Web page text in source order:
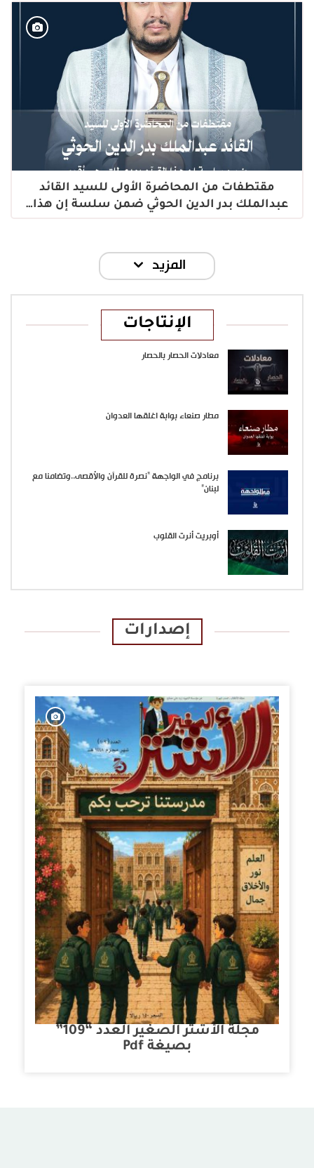
مقتطفات من المحاضرة الأولى للسيد القائد
عبدالملك بدر الدين الحوثي ضمن سلسة إن هذا…
المزيد
الإنتاجات
معادلات الحصار بالحصار
مطار صنعاء بوابة اغلقها العدوان
برنامج في الواجهة “نصرة للقرآن والأقصى..وتضامنا مع
لبنان”
أوبريت أنرت القلوب
إصدارات
مجلة الأشتر الصغير العدد “109”
بصيغة Pdf